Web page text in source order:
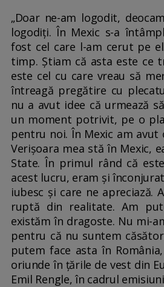
„Doar ne-am logodit,
logodiți. În Mexic s-a
fost cel care l-am cerut pe
timp. Știam că asta este ce
este cel cu care vreau să
întreagă pregătire cu
nu a avut idee că urmează
un moment potrivit, pe o
pentru noi. În Mexic am
Verișoara mea stă în Mexic,
State. În primul rând că
acest lucru, eram și
iubesc și care ne apreciază.
ruptă din realitate. Am
existăm în dragoste. Nu mi-
pentru că nu suntem
putem face asta în
oriunde în țările de vest din
Emil Rengle, în cadrul